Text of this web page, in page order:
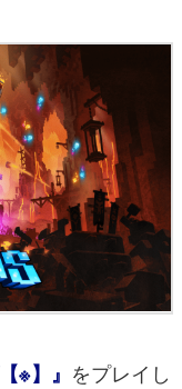
※】』 をプレイし